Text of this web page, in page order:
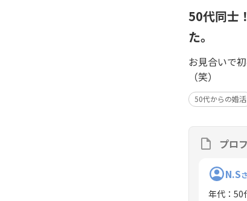
50代同士
た。
お見合いで
（笑）
50代からの婚活
プロ
N.S
年代 ： 50